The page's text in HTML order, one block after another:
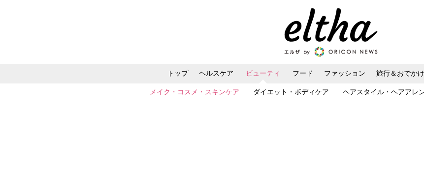
トップ ヘルスケア ビューティ
メイク・コスメ・スキンケア ダイエット・ボディケア ヘアスタイル・ヘアアレ
フード ファッション 旅行＆おでかけ